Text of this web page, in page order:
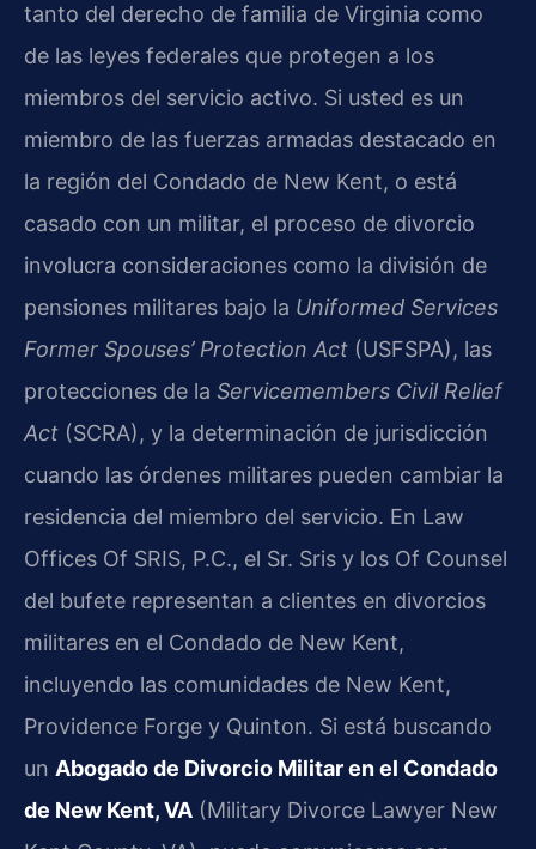
tanto del derecho de familia de Virginia como
de las leyes federales que protegen a los
miembros del servicio activo. Si usted es un
miembro de las fuerzas armadas destacado en
la región del Condado de New Kent, o está
casado con un militar, el proceso de divorcio
involucra consideraciones como la división de
pensiones militares bajo la Uniformed Services
Former Spouses’ Protection Act (USFSPA), las
protecciones de la Servicemembers Civil Relief
Act (SCRA), y la determinación de jurisdicción
cuando las órdenes militares pueden cambiar la
residencia del miembro del servicio. En Law
Offices Of SRIS, P.C., el Sr. Sris y los Of Counsel
del bufete representan a clientes en divorcios
militares en el Condado de New Kent,
incluyendo las comunidades de New Kent,
Providence Forge y Quinton. Si está buscando
un Abogado de Divorcio Militar en el Condado
de New Kent, VA (Military Divorce Lawyer New